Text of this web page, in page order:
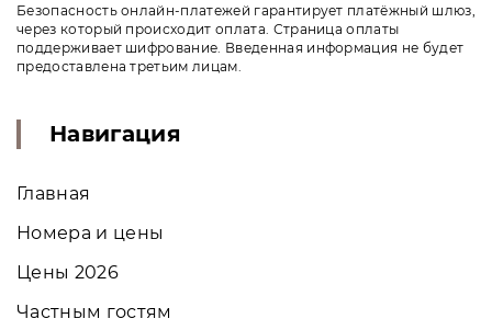
Безопасность онлайн-платежей гарантирует платёжный шлюз,
через который происходит оплата. Страница оплаты
поддерживает шифрование. Введенная информация не будет
предоставлена третьим лицам.
Навигация
Главная
Номера и цены
Цены 2026
Частным гостям